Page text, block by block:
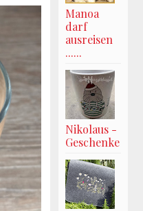
Manoa
darf
ausreisen
......
Nikolaus -
Geschenke